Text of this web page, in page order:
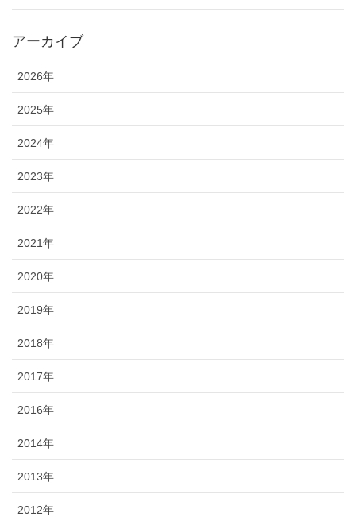
アーカイブ
2026年
2025年
2024年
2023年
2022年
2021年
2020年
2019年
2018年
2017年
2016年
2014年
2013年
2012年